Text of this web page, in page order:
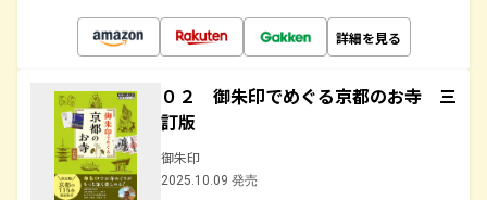
詳細を見る
０２ 御朱印でめぐる京都のお寺 三
訂版
御朱印
2025.10.09 発売